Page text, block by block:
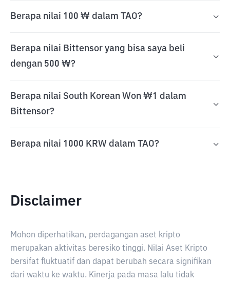
Berapa nilai 100 ₩ dalam TAO?
Berapa nilai Bittensor yang bisa saya beli
dengan 500 ₩?
Berapa nilai South Korean Won ₩1 dalam
Bittensor?
Berapa nilai 1000 KRW dalam TAO?
Disclaimer
Mohon diperhatikan, perdagangan aset kripto
merupakan aktivitas beresiko tinggi. Nilai Aset Kripto
bersifat fluktuatif dan dapat berubah secara signifikan
dari waktu ke waktu. Kinerja pada masa lalu tidak